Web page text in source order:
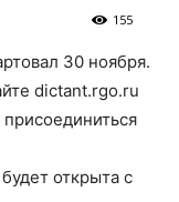
155
30 ноября.
dictant.rgo.ru
открыта с